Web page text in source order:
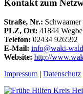
Kontakt zum
Straße, Nr.:
PLZ, Ort: 41844
Telefon: 02434 926592
E-Mail: info@waki-
Website: http://
Impressum | Datenschutz